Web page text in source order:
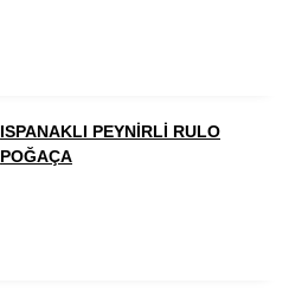
ISPANAKLI PEYNİRLİ RULO
POĞAÇA